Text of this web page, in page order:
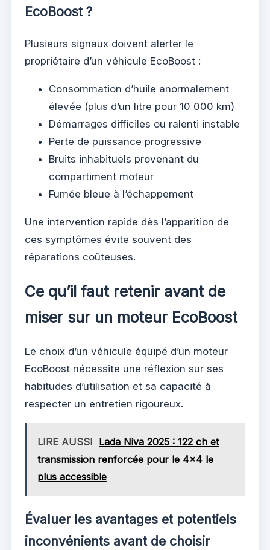
EcoBoost ?
Plusieurs signaux doivent alerter le
propriétaire d’un véhicule EcoBoost :
Consommation d’huile anormalement
élevée (plus d’un litre pour 10 000 km)
Démarrages difficiles ou ralenti instable
Perte de puissance progressive
Bruits inhabituels provenant du
compartiment moteur
Fumée bleue à l’échappement
Une intervention rapide dès l’apparition de
ces symptômes évite souvent des
réparations coûteuses.
Ce qu’il faut retenir avant de
miser sur un moteur EcoBoost
Le choix d’un véhicule équipé d’un moteur
EcoBoost nécessite une réflexion sur ses
habitudes d’utilisation et sa capacité à
respecter un entretien rigoureux.
LIRE AUSSI Lada Niva 2025 : 122 ch et
transmission renforcée pour le 4x4 le
plus accessible
Évaluer les avantages et potentiels
inconvénients avant de choisir